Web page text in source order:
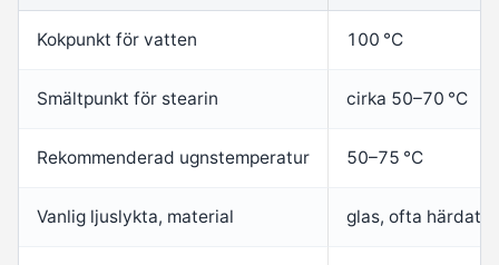
Kokpunkt för vatten 100 °C
Smältpunkt för stearin cirka 50–70 °C
Rekommenderad ugnstemperatur 50–75 °C
Vanlig ljuslykta, material glas, ofta härdat